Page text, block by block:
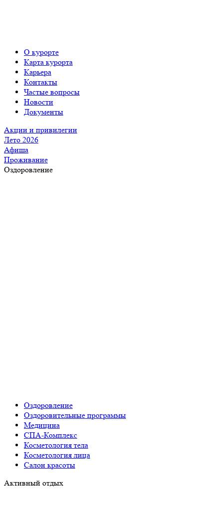
О курорте
Карта курорта
Карьера
Контакты
Частые вопросы
Новости
Документы
Акции и привилегии
Лето 2026
Афиша
Проживание
Оздоровление
Оздоровление
Оздоровительные программы
Медицина
СПА-Комплекс
Косметология тела
Косметология лица
Салон красоты
Активный отдых